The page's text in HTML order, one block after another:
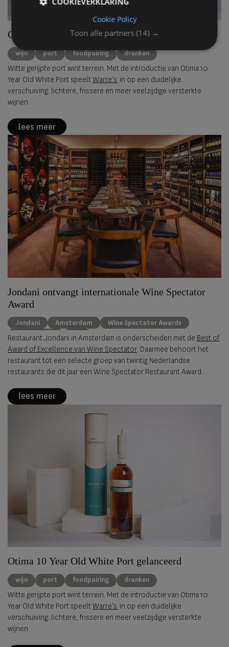
Otima 10 Year Old White Port gelanceerd
wijn port foodpairing dranken
Witte gerijpte port wint terrein. Met de introductie van Otima 10
Year Old White Port speeltWarre's in op een duidelijke
verschuiving: lichtere, frissere en meer veelzijdige versterkte
wijnen.
lees meer
Jondani ontvangt internationale Wine Spectator
Award
Jondani Amsterdam
Wine Spectator Awards
gastronomie
wijn
Restaurant Jondani in Amsterdam is onderscheiden met de Best of
Award of Excellence van Wine Spectator. Daarmee behoort het
restaurant tot een selecte groep van twintig Nederlandse
restaurants die dit jaar een Wine Spectator Restaurant Award
lees meer
Otima 10 Year Old White Port gelanceerd
wijn port foodpairing dranken
Witte gerijpte port wint terrein. Met de introductie van Otima 10
Year Old White Port speeltWarre's in op een duidelijke
verschuiving: lichtere, frissere en meer veelzijdige versterkte
wijnen.
Toon alle partners (14) →
Cookie Policy